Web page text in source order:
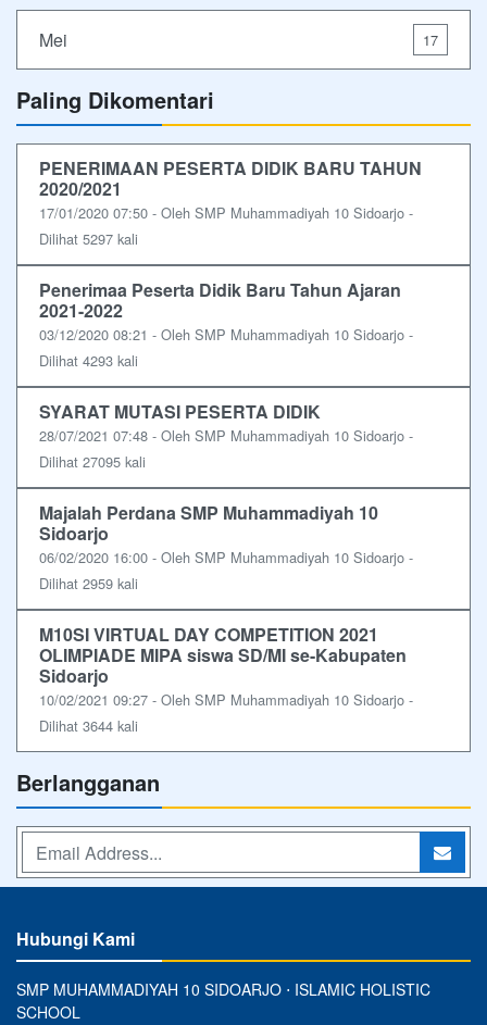
Mei 17
Paling Dikomentari
PENERIMAAN PESERTA DIDIK BARU TAHUN
2020/2021
17/01/2020 07:50 - Oleh SMP Muhammadiyah 10 Sidoarjo -
Dilihat 5297 kali
Penerimaa Peserta Didik Baru Tahun Ajaran
2021-2022
03/12/2020 08:21 - Oleh SMP Muhammadiyah 10 Sidoarjo -
Dilihat 4293 kali
SYARAT MUTASI PESERTA DIDIK
28/07/2021 07:48 - Oleh SMP Muhammadiyah 10 Sidoarjo -
Dilihat 27095 kali
Majalah Perdana SMP Muhammadiyah 10
Sidoarjo
06/02/2020 16:00 - Oleh SMP Muhammadiyah 10 Sidoarjo -
Dilihat 2959 kali
M10SI VIRTUAL DAY COMPETITION 2021
OLIMPIADE MIPA siswa SD/MI se-Kabupaten
Sidoarjo
10/02/2021 09:27 - Oleh SMP Muhammadiyah 10 Sidoarjo -
Dilihat 3644 kali
Berlangganan
Hubungi Kami
SMP MUHAMMADIYAH 10 SIDOARJO ⋅ ISLAMIC HOLISTIC
SCHOOL